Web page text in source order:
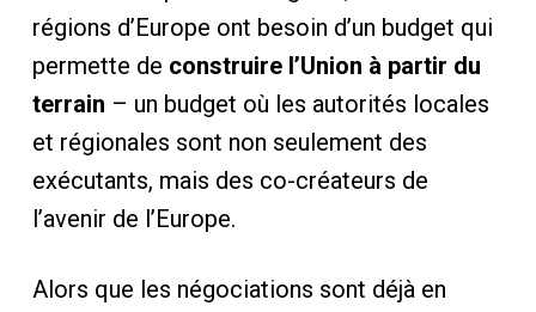
régions d’Europe ont besoin d’un budget qui
permette de construire l’Union à partir du
terrain – un budget où les autorités locales
et régionales sont non seulement des
exécutants, mais des co-créateurs de
l’avenir de l’Europe.
Alors que les négociations sont déjà en